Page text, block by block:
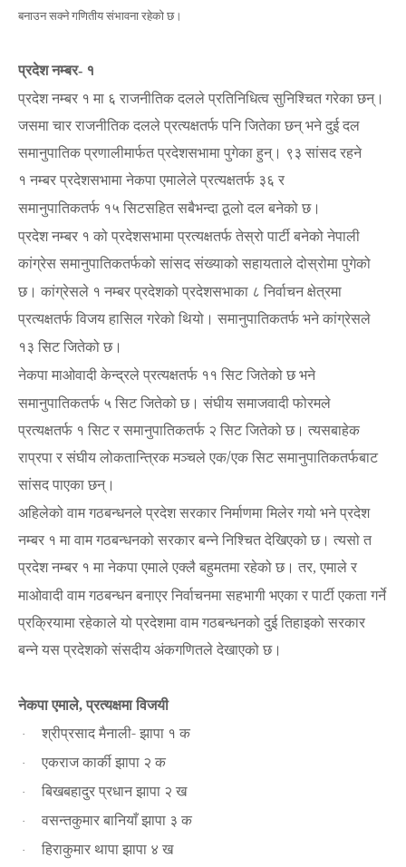
बनाउन सक्ने गणितीय संभावना रहेको छ।
प्रदेश नम्बर- १
प्रदेश नम्बर १ मा ६ राजनीतिक दलले प्रतिनिधित्व सुनिश्चित गरेका छन्।
जसमा चार राजनीतिक दलले प्रत्यक्षतर्फ पनि जितेका छन् भने दुई दल
समानुपातिक प्रणालीमार्फत प्रदेशसभामा पुगेका हुन्। ९३ सांसद रहने
१ नम्बर प्रदेशसभामा नेकपा एमालेले प्रत्यक्षतर्फ ३६ र
समानुपातिकतर्फ १५ सिटसहित सबैभन्दा ठूलो दल बनेको छ।
प्रदेश नम्बर १ को प्रदेशसभामा प्रत्यक्षतर्फ तेस्रो पार्टी बनेको नेपाली
कांग्रेस समानुपातिकतर्फको सांसद संख्याको सहायतालेदोस्रोमा पुगेको
छ। कांग्रेसले १ नम्बर प्रदेशको प्रदेशसभाका ८ निर्वाचन क्षेत्रमा
प्रत्यक्षतर्फविजय हासिल गरेको थियो। समानुपातिकतर्फ भने कांग्रेसले
१३ सिट जितेको छ।
नेकपा माओवादी केन्द्रलेप्रत्यक्षतर्फ ११ सिट जितेको छ भने
समानुपातिकतर्फ ५ सिट जितेको छ। संघीय समाजवादी फोरमले
प्रत्यक्षतर्फ १ सिट र समानुपातिकतर्फ २ सिट जितेको छ। त्यसबाहेक
राप्रपा र संघीय लोकतान्त्रिक मञ्चले एक/एक सिट समानुपातिकतर्फबाट
सांसद पाएका छन्।
अहिलेको वाम गठबन्धनले प्रदेश सरकार निर्माणमा मिलेर गयो भने प्रदेश
नम्बर १ मा वाम गठबन्धनको सरकार बन्ने निश्चित देखिएको छ। त्यसो त
प्रदेश नम्बर १ मा नेकपा एमाले एक्लै बहुमतमा रहेको छ। तर, एमाले र
माओवादी वाम गठबन्धन बनाएर निर्वाचनमा सहभागी भएका र पार्टी एकता गर्ने
प्रक्रियामा रहेकाले यो प्रदेशमा वाम गठबन्धनको दुई तिहाइको सरकार
बन्ने यस प्रदेशको संसदीय अंकगणितले देखाएको छ।
नेकपा एमाले,प्रत्यक्षमा विजयी
· श्रीप्रसाद मैनाली- झापा १ क
· एकराज कार्की झापा २ क
· बिखबहादुर प्रधान झापा २ ख
· वसन्तकुमार बानियाँ झापा ३ क
· हिराकुमार थापा झापा ४ ख